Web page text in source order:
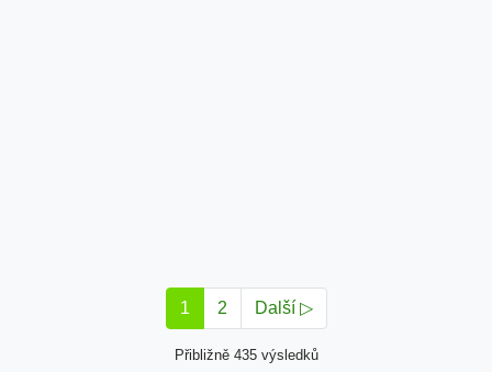
1 2 Další ▷
Přibližně 435 výsledků